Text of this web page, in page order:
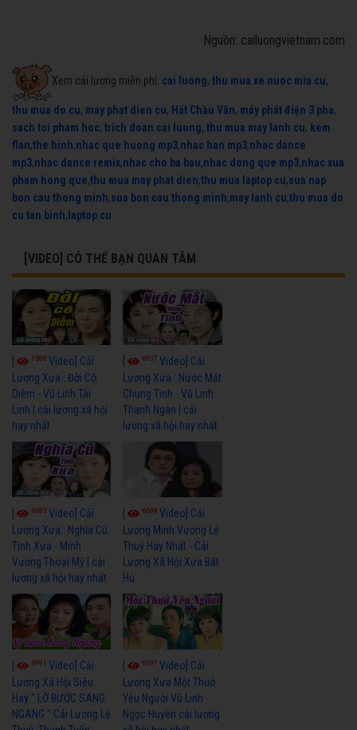
Nguồn: cailuongvietnam.com
Xem cải lương miễn phí: cai luong, thu mua xe nuoc mia cu,
thu mua do cu, may phat dien cu, Hát Chầu Văn, máy phát điện 3 pha,
sach toi pham hoc, trich doan cai luong, thu mua may lanh cu, kem
flan,the hinh,nhac que huong mp3,nhac han mp3,nhac dance
mp3,nhac dance remix,nhac cho ba bau,nhac dong que mp3,nhac xua
pham hong que,thu mua may phat dien,thu mua laptop cu,sua nap
bon cau thong minh,sua bon cau thong minh,may lanh cu,thu mua do
cu tan binh, laptop cu
[VIDEO] CÓ THỂ BẠN QUAN TÂM
7688 Video] Cải
Lương Xưa : Đời Cô
Diễm - Vũ Linh Tài
Linh | cải lương xã hội
hay nhất
6937Video] Cải
Lương Xưa : Nước Mắt
Chung Tình - Vũ Linh
Thanh Ngân | cải
lương xã hội hay nhất
6083 Video] Cải
Lương Xưa : Nghĩa Cũ
Tình Xưa - Minh
Vương Thoại Mỹ | cải
lương xã hội hay nhất
6698Video] Cải
Lương Minh Vương Lệ
Thuỷ Hay Nhất - Cải
Lương Xã Hội Xưa Bất
Hủ
6991 Video] Cải
Lương Xã Hội Siêu
Hay " LỠ BƯỚC SANG
NGANG " Cải Lương Lệ
6397Video] Cải
Lương Xưa Một Thuở
Yêu Người Vũ Linh
Ngọc Huyền cải lương